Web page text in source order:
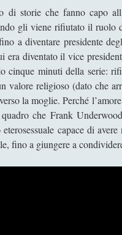
di storie che fanno capo
gli viene rifiutato il
a diventare presidente
era diventato il vice
cinque minuti della serie:
valore religioso (dato che
la moglie. Perché
che Frank
capace di
fino a giungere a